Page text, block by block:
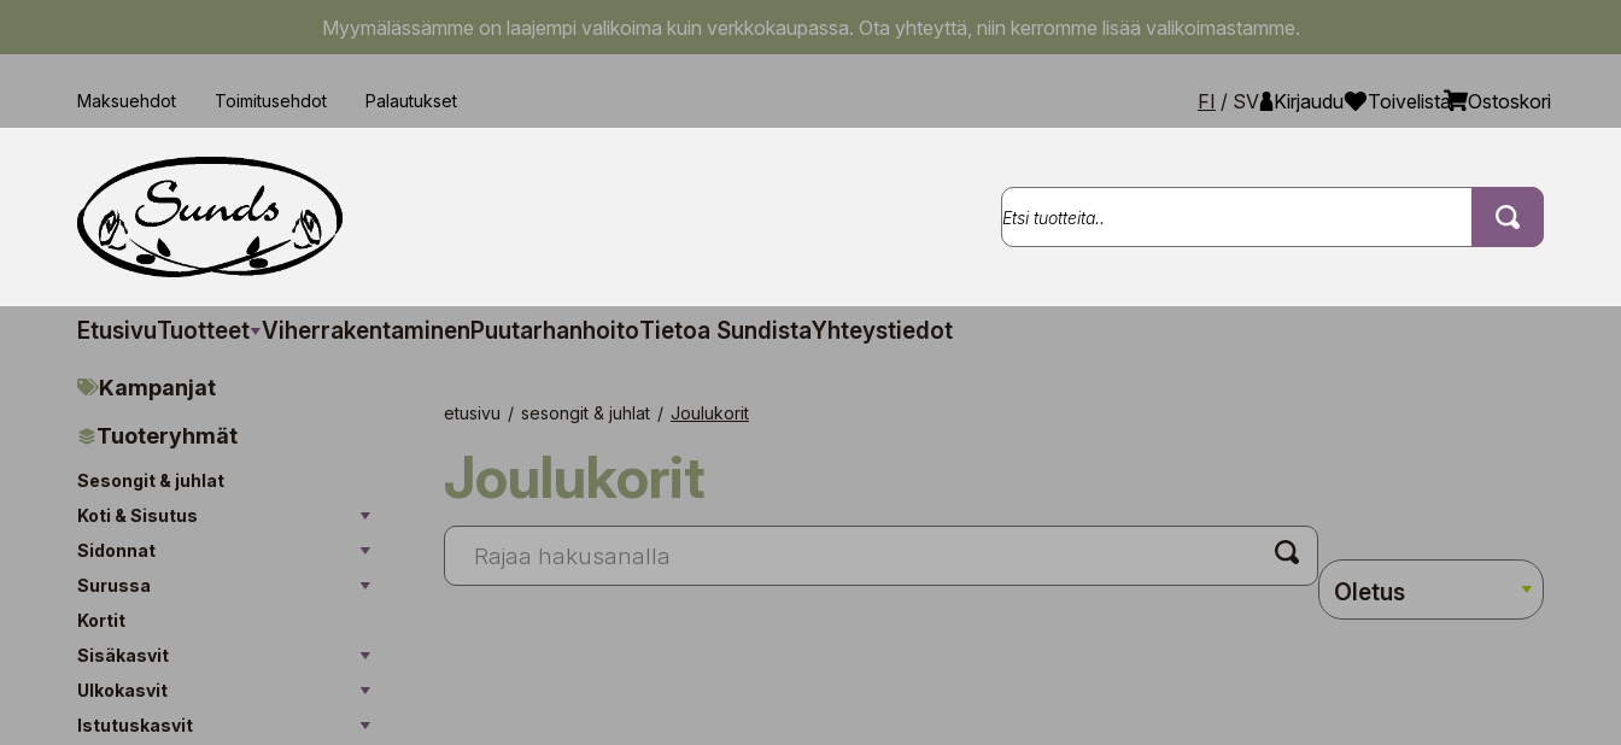
Myymälässämme on laajempi valikoima kuin verkkokaupassa. Ota yhteyttä, niin kerromme lisää valikoimastamme.
Maksuehdot Toimitusehdot Palautukset FI / SV Kirjaudu Toivelista Ostoskori
EtusivuTuotteet ViherrakentaminenPuutarhanhoitoTietoa SundistaYhteystiedot
Kampanjat
Tuoteryhmät
Sesongit & juhlat
Koti & Sisutus
Sidonnat
Surussa
Kortit
Sisäkasvit
Ulkokasvit
Istutuskasvit
etusivu / sesongit & juhlat / Joulukorit
Joulukorit